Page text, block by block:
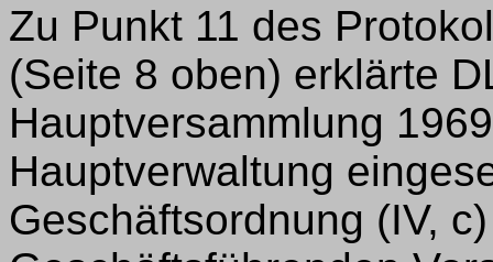
Zu Punkt 11 des
(Seite 8 oben) erklärte
Hauptversammlung
Hauptverwaltung
Geschäftsordnung (IV,